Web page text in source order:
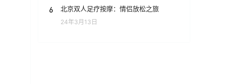
6 北京双人足疗按摩：情侣放松之旅
24年3月13日